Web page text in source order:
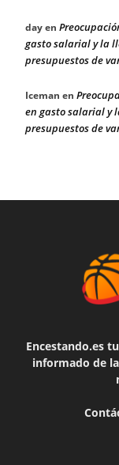
dayen
gasto salarial y la
presupuestos de
Iceman en
en gasto salarial y
presupuestos de
Encestando.es
informado de